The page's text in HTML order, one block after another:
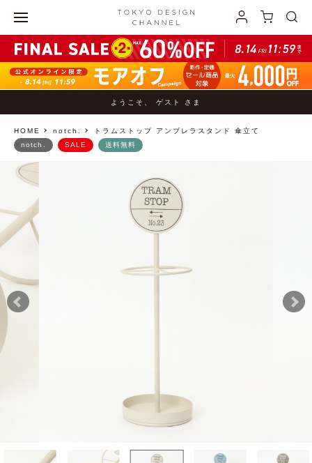
ようこそ、 ゲスト さま
HOME notch. トラムストップ アンブレラスタンド 傘立て
notch. SALE 送料無料